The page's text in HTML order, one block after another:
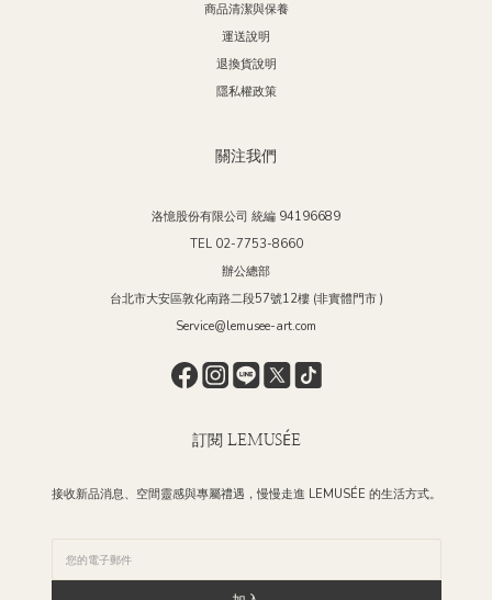
商品清潔與保養
運送說明
退換貨說明
隱私權政策
關注我們
洛憶股份有限公司 統編 94196689
TEL 02-7753-8660
辦公總部
台北市大安區敦化南路二段57號12樓 (非實體門市 )
Service@lemusee-art.com
訂閱 LEMUSÉE
接收新品消息、空間靈感與專屬禮遇，慢慢走進 LEMUSÉE 的生活方式。